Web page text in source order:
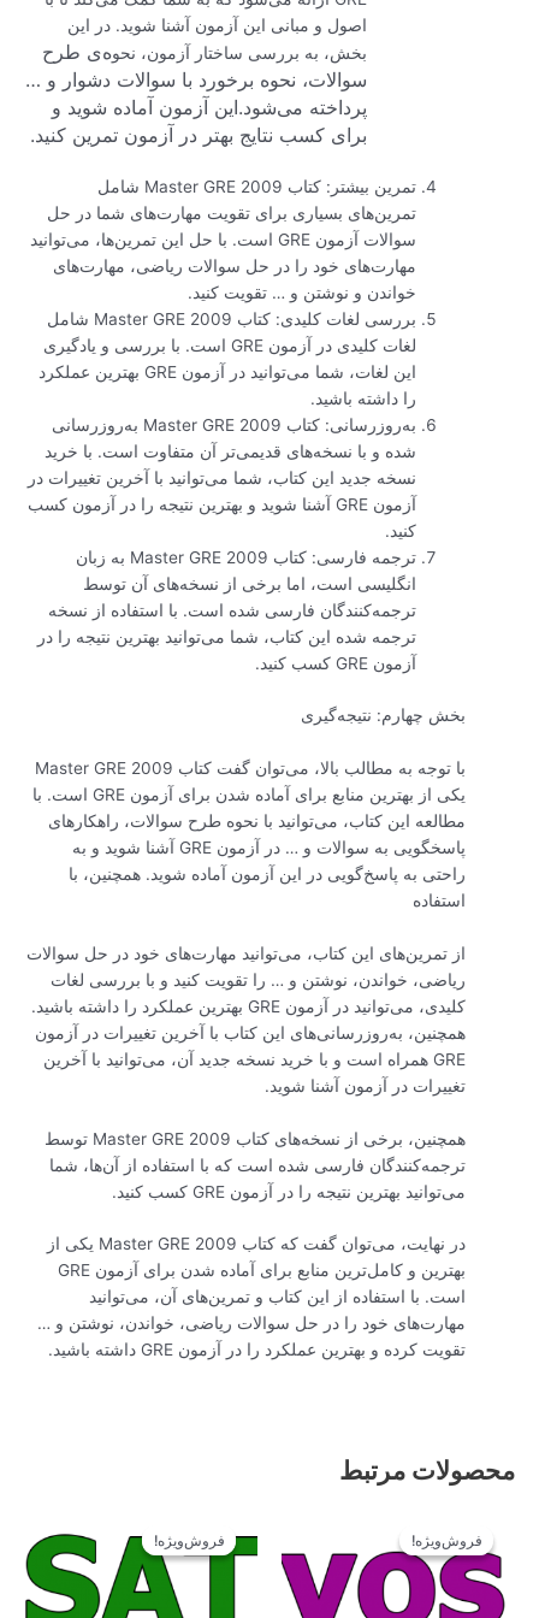
اصول و مبانی این آزمون آشنا شوید. در این
بخش، به بررسی ساختار آزمون، نحوه‌ی طرح
سوالات، نحوه برخورد با سوالات دشوار و …
پرداخته می‌شود.این آزمون آماده شوید و
برای کسب نتایج بهتر در آزمون تمرین کنید.
تمرین بیشتر: کتاب Master GRE 2009 شامل
تمرین‌های بسیاری برای تقویت مهارت‌های شما در حل
سوالات آزمون GRE است. با حل این تمرین‌ها، می‌توانید
مهارت‌های خود را در حل سوالات ریاضی، مهارت‌های
خواندن و نوشتن و … تقویت کنید.
بررسی لغات کلیدی: کتاب Master GRE 2009 شامل
لغات کلیدی در آزمون GRE است. با بررسی و یادگیری
این لغات، شما می‌توانید در آزمون GRE بهترین عملکرد
را داشته باشید.
به‌روزرسانی: کتاب Master GRE 2009 به‌روزرسانی
شده و با نسخه‌های قدیمی‌تر آن متفاوت است. با خرید
نسخه جدید این کتاب، شما می‌توانید با آخرین تغییرات در
آزمون GRE آشنا شوید و بهترین نتیجه را در آزمون کسب
کنید.
ترجمه فارسی: کتاب Master GRE 2009 به زبان
انگلیسی است، اما برخی از نسخه‌های آن توسط
ترجمه‌کنندگان فارسی شده است. با استفاده از نسخه
ترجمه شده این کتاب، شما می‌توانید بهترین نتیجه را در
آزمون GRE کسب کنید.
بخش چهارم: نتیجه‌گیری
با توجه به مطالب بالا، می‌توان گفت کتاب Master GRE 2009
یکی از بهترین منابع برای آماده شدن برای آزمون GRE است. با
مطالعه این کتاب، می‌توانید با نحوه طرح سوالات، راهکارهای
پاسخگویی به سوالات و … در آزمون GRE آشنا شوید و به
راحتی به پاسخ‌گویی در این آزمون آماده شوید. همچنین، با
استفاده
از تمرین‌های این کتاب، می‌توانید مهارت‌های خود در حل سوالات
ریاضی، خواندن، نوشتن و … را تقویت کنید و با بررسی لغات
کلیدی، می‌توانید در آزمون GRE بهترین عملکرد را داشته باشید.
همچنین، به‌روزرسانی‌های این کتاب با آخرین تغییرات در آزمون
GRE همراه است و با خرید نسخه جدید آن، می‌توانید با آخرین
تغییرات در آزمون آشنا شوید.
همچنین، برخی از نسخه‌های کتاب Master GRE 2009 توسط
ترجمه‌کنندگان فارسی شده است که با استفاده از آن‌ها، شما
می‌توانید بهترین نتیجه را در آزمون GRE کسب کنید.
در نهایت، می‌توان گفت که کتاب Master GRE 2009 یکی از
بهترین و کامل‌ترین منابع برای آماده شدن برای آزمون GRE
است. با استفاده از این کتاب و تمرین‌های آن، می‌توانید
مهارت‌های خود را در حل سوالات ریاضی، خواندن، نوشتن و …
تقویت کرده و بهترین عملکرد را در آزمون GRE داشته باشید.
محصولات مرتبط
فروش‌ویژه!
فروش‌ویژه!
اصلی
34.900تومان
بود.
31.410تومان
است.
فروش‌ویژه!
فروش‌ویژه!
اصلی
بود.
فعلی
31.410تومان
است.